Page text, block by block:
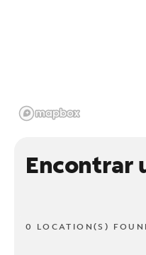
Encontrar
0 LOCATION(S)